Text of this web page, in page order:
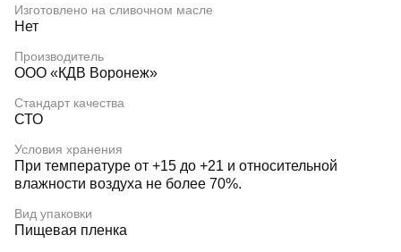
Изготовлено на сливочном масле
Нет
Производитель
ООО «КДВ Воронеж»
Стандарт качества
СТО
Условия хранения
При температуре от +15 до +21 и относительной
влажности воздуха не более 70%.
Вид упаковки
Пищевая пленка